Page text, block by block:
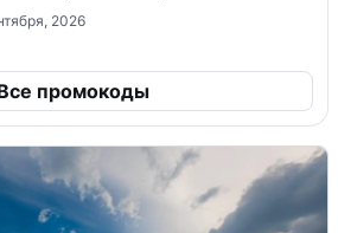
2026
промокоды